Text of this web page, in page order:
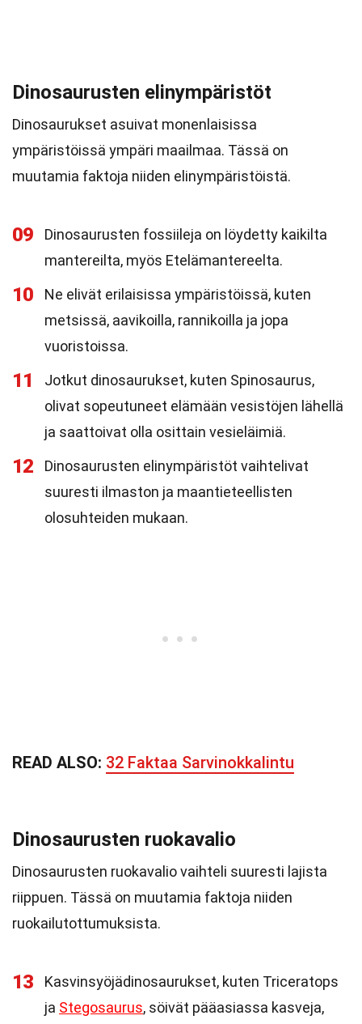
Dinosaurusten elinympäristöt
Dinosaurukset asuivat monenlaisissa
ympäristöissä ympäri maailmaa. Tässä on
muutamia faktoja niiden elinympäristöistä.
09
Dinosaurusten fossiileja on löydetty kaikilta
mantereilta, myös Etelämantereelta.
10
Ne elivät erilaisissa ympäristöissä, kuten
metsissä, aavikoilla, rannikoilla ja jopa
vuoristoissa.
11
Jotkut dinosaurukset, kuten Spinosaurus,
olivat sopeutuneet elämään vesistöjen lähellä
ja saattoivat olla osittain vesieläimiä.
12
Dinosaurusten elinympäristöt vaihtelivat
suuresti ilmaston ja maantieteellisten
olosuhteiden mukaan.
READ ALSO: 32 Faktaa Sarvinokkalintu
Dinosaurusten ruokavalio
Dinosaurusten ruokavalio vaihteli suuresti lajista
riippuen. Tässä on muutamia faktoja niiden
ruokailutottumuksista.
13
Kasvinsyöjädinosaurukset, kuten Triceratops
ja Stegosaurus, söivät pääasiassa kasveja,